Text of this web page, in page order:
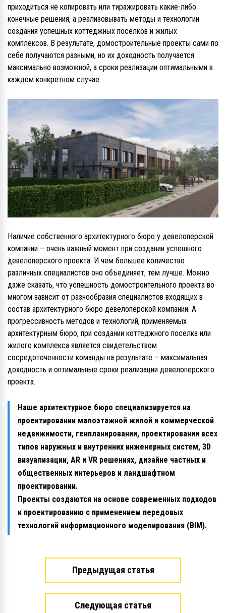
приходиться не копировать или тиражировать какие-либо
конечные решения, а реализовывать методы и технологии
создания успешных коттеджных поселков и жилых
комплексов. В результате, домостроительные проекты сами по
себе получаются разными, но их доходность получается
максимально возможной, а сроки реализации оптимальными в
каждом конкретном случае.
Наличие собственного архитектурного бюро у девелоперской
компании – очень важный момент при создании успешного
девелоперского проекта. И чем большее количество
различных специалистов оно объединяет, тем лучше. Можно
даже сказать, что успешность домостроительного проекта во
многом зависит от разнообразия специалистов входящих в
состав архитектурного бюро девелоперской компании. А
прогрессивность методов и технологий, применяемых
архитектурным бюро, при создании коттеджного поселка или
жилого комплекса является свидетельством
сосредоточенности команды на результате – максимальная
доходность и оптимальные сроки реализации девелоперского
проекта.
Наше архитектурное бюро специализируется на
проектировании малоэтажной жилой и коммерческой
недвижимости, генпланировании, проектировании всех
типов наружных и внутренних инженерных систем, 3D
визуализации, AR и VR решениях, дизайне частных и
общественных интерьеров и ландшафтном
проектировании.
Проекты создаются на основе современных подходов
к проектированию с применением передовых
технологий информационного моделирования (BIM).
Предыдущая статья
Следующая статья